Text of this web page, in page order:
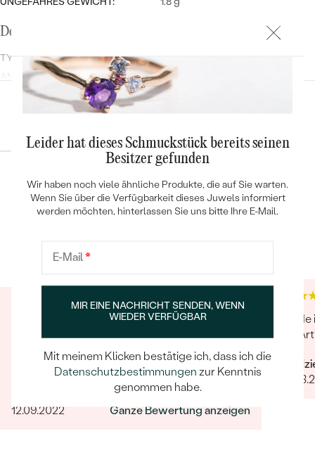
Details des eingesetzten Edelsteins
TYP:
ANZAHL:
11
KARATGEWICHT:
0.125 ct
ABMESSUNGEN:
REINHEIT:
FARBE:
G-H
HERKUNFT:
Im Labor hergestellt
Konfiguration
POKRAČOVAT
Wieder schnelle, hilfsbereite und freundliche
Kommunikation. Auch dieses Mal konnten alle
meine Wünsche schnell und problemlos
umgesetzt werden. Wenn's um hochwertigen,
individuellen und nachhaltigen Schmuck geht,
ist Eppi meine Empfehlung!
12.09.2022
Ganze Bewertung anzeigen
der
Leider hat dieses Schmuckstück bereits seinen
Besitzer gefunden
Wir haben noch viele ähnliche Produkte, die auf Sie warten.
Wenn Sie über die Verfügbarkeit dieses Juwels informiert
werden möchten, hinterlassen Sie uns bitte Ihre E-Mail.
E-Mail*
MIR EINE NACHRICHT SENDEN, WENN
WIEDER VERFÜGBAR
Mit meinem Klicken bestätige ich, dass ich die
Datenschutzbestimmungen zur Kenntnis
genommen habe.